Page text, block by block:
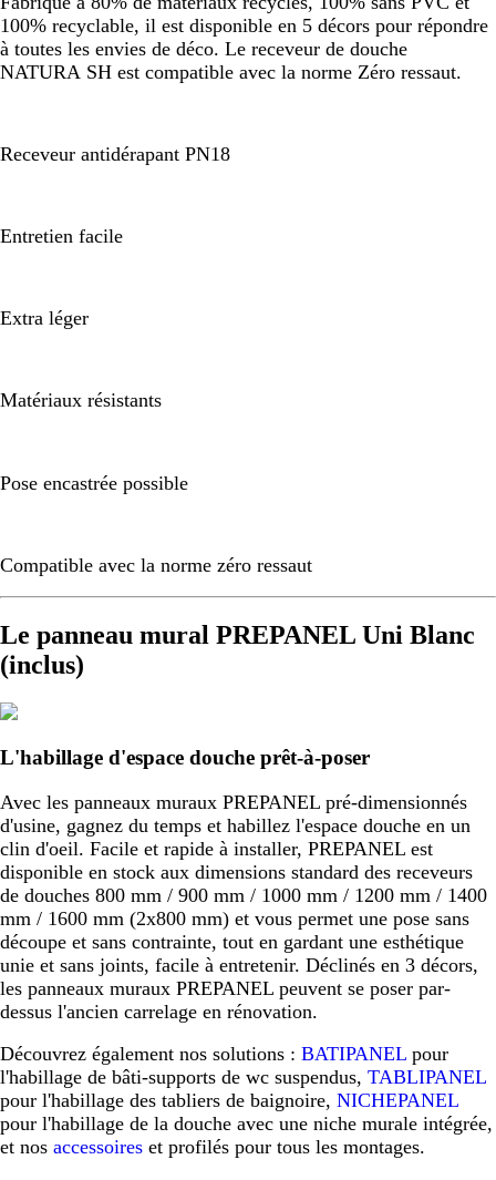
100% recyclable, il est disponible en 5 décors pour répondre
à toutes les envies de déco. Le receveur de douche
NATURA SH est compatible avec la norme Zéro ressaut.
Receveur antidérapant PN18
Entretien facile
Extra léger
Matériaux résistants
Pose encastrée possible
Compatible avec la norme zéro ressaut
Le panneau mural PREPANEL Uni Blanc
(inclus)
L'habillage d'espace douche prêt-à-poser
Avec les panneaux muraux PREPANEL pré-dimensionnés
d'usine, gagnez du temps et habillez l'espace douche en un
clin d'oeil. Facile et rapide à installer, PREPANEL est
disponible en stock aux dimensions standard des receveurs
de douches 800 mm / 900 mm / 1000 mm / 1200 mm / 1400
mm / 1600 mm (2x800 mm) et vous permet une pose sans
découpe et sans contrainte, tout en gardant une esthétique
unie et sans joints, facile à entretenir. Déclinés en 3 décors,
les panneaux muraux PREPANEL peuvent se poser par-
dessus l'ancien carrelage en rénovation.
Découvrez également nos solutions : BATIPANEL pour
l'habillage de bâti-supports de wc suspendus, TABLIPANEL
pour l'habillage des tabliers de baignoire, NICHEPANEL
pour l'habillage de la douche avec une niche murale intégrée,
et nos accessoires et profilés pour tous les montages.